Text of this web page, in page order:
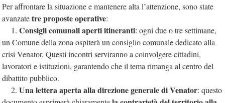
Per affrontare la situazione e mantenere alta l’attenzione, sono state
avanzatetre proposte operative:
1. Consigli comunali aperti itineranti: ogni due o tre settimane,
un Comune della zona ospiterà un consiglio comunale dedicato alla
crisi Venator. Questi incontri serviranno a coinvolgere cittadini,
lavoratori e istituzioni, garantendo che il tema rimanga al centro del
dibattito pubblico.
2. Una lettera aperta alla direzione generale di Venator: questo